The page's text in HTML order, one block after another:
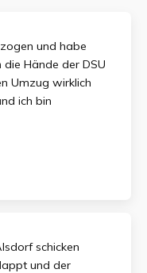
und habe
Hände der DSU
Umzug wirklich
ich bin
schicken
und der